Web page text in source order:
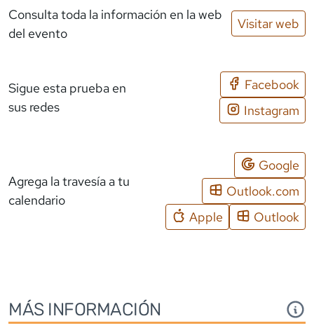
Consulta toda la información en la web
del evento
Visitar web
Sigue esta prueba en
sus redes
Facebook
Instagram
Agrega la travesía a tu
calendario
Google
Outlook.com
Apple
Outlook
MÁS INFORMACIÓN